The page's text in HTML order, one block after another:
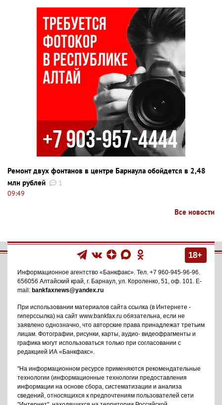
Ремонт двух фонтанов в центре Барнаула обойдется в 2,48
млн рублей
1
09:49
Все новости
18+
Информационное агентство «Банкфакс» . Тел. +7 960-945-96-96
656056 Алтайский край, г. Барнаул ул. Короленко, 51, оф. 101
. E-
mail: bankfaxnews@yandex.ru
При использовании материалов сайта ссылка (в Интернете -
гиперссылка) на сайт www.bankfax.ru обязательна, если не
заявлено однозначно, что авторские права принадлежат третьим
лицам. Фотографии, рисунки, карты, аудио- видеофрагменты и
графика могут использоваться только при согласовании с
редакцией ИА «Банкфакс».
"На информационном ресурсе применяются рекомендательные
технологии (информационные технологии предоставления
информации на основе сбора, систематизации и анализа
сведений, относящихся к предпочтениям пользователей сети